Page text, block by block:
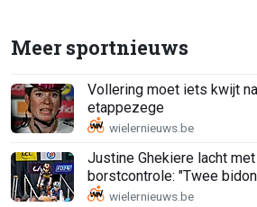
Meer sportnieuws
Vollering moet iets kwijt
etappezege
Justine Ghekiere lacht
borstcontrole: "Twee